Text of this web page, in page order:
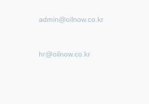
admin@oilnow.co.kr
hr@oilnow.co.kr